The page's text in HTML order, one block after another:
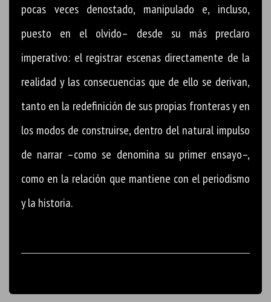
pocas veces denostado, manipulado e, incluso,
puesto en el olvido– desde su más preclaro
imperativo: el registrar escenas directamente de la
realidad y las consecuencias que de ello se derivan,
tanto en la redefinición de sus propias fronteras y en
los modos de construirse, dentro del natural impulso
de narrar –como se denomina su primer ensayo–,
como en la relación que mantiene con el periodismo
y la historia.